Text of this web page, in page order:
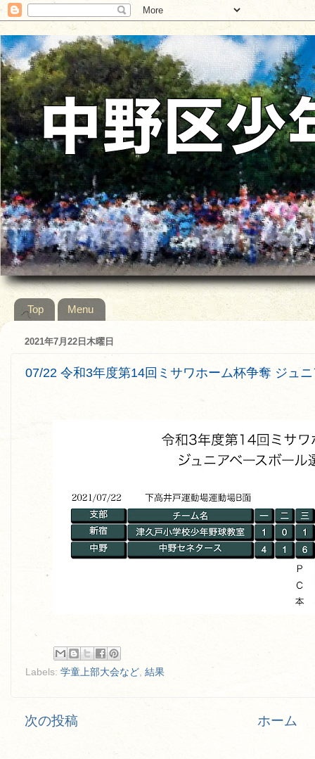
Top Menu
2021年7月22日木曜日
07/22 令和3年度第14回ミサワホーム杯争奪 ジュ
Labels: 学童上部大会など, 結果
次の投稿 ホーム